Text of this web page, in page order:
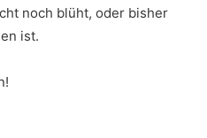
noch blüht, oder bisher
ist.